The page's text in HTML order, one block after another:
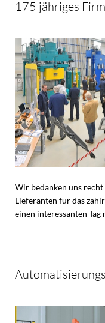
175 jähriges
Wir bedanken uns
Lieferanten für das
einen interessanten